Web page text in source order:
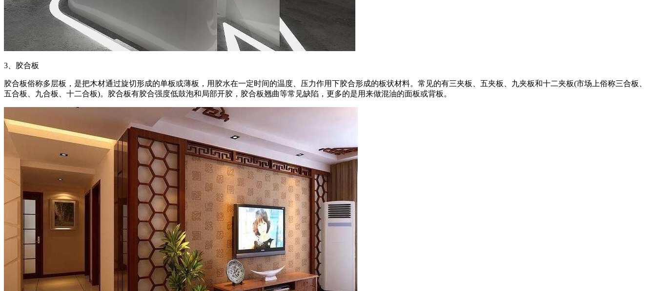
3、胶合板
胶合板俗称多层板，是把木材通过旋切形成的单板或薄板，用胶水在一定时间的温度、压力作用下胶合形成的板状材料。常见的有三夹板、五夹板、九夹板和十二夹板(市场上俗称三合板、
五合板、九合板、十二合板)。胶合板有胶合强度低鼓泡和局部开胶，胶合板翘曲等常见缺陷，更多的是用来做混油的面板或背板。